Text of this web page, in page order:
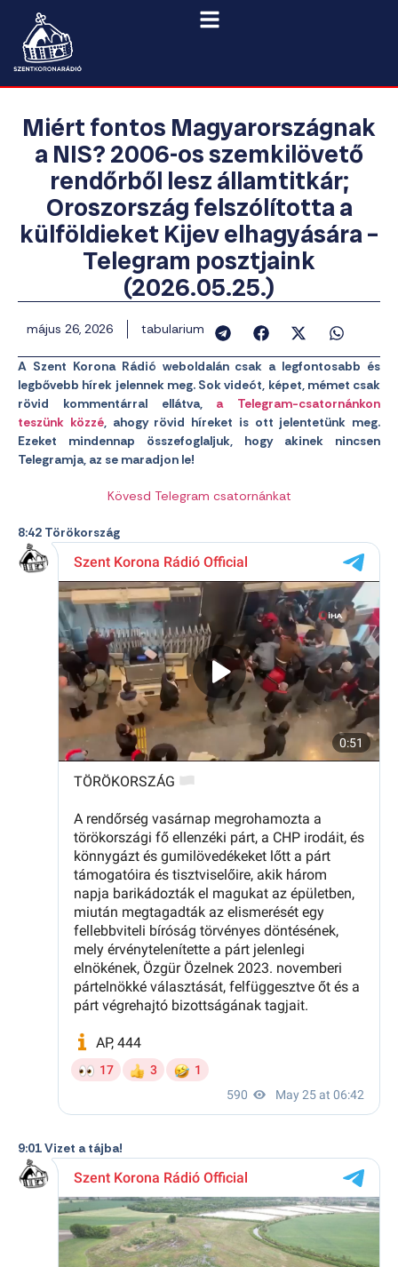
Miért fontos Magyarországnak
a NIS? 2006-os szemkilövető
rendőrből lesz államtitkár;
Oroszország felszólította a
külföldieket Kijev elhagyására –
Telegram posztjaink
(2026.05.25.)
május 26, 2026 tabularium
A Szent Korona Rádió weboldalán csak a legfontosabb és
legbővebb hírek jelennek meg. Sok videót, képet, mémet csak
rövid kommentárral ellátva, a Telegram-csatornánkon
teszünk közzé, ahogy rövid híreket is ott jelentetünk meg.
Ezeket mindennap összefoglaljuk, hogy akinek nincsen
Telegramja, az se maradjon le!
Kövesd Telegram csatornánkat
8:42 Törökország
9:01 Vizet a tájba!